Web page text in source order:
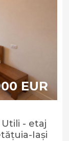
EUR
- etaj
Iași